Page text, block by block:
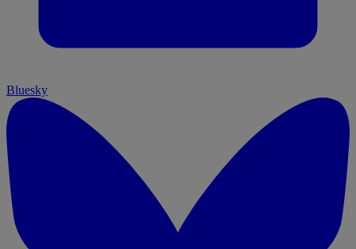
Bluesky